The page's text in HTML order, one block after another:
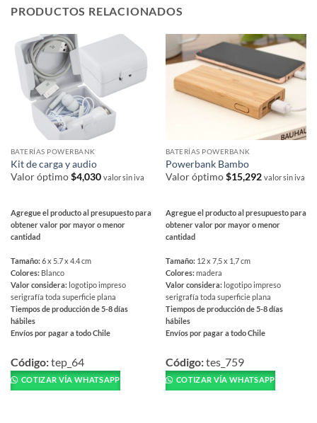
se
pueden
elegir
en
página
producto
se
elegir
la
página
PRODUCTOS RELACIONADOS
BATERÍAS POWERBANK
Kit de carga y audio
Valor óptimo$4,030 valor sin iva
Agregue el producto al presupuesto para
obtener valor por mayor o menor
cantidad
Tamaño:6 x 5.7 x 4.4 cm
Colores: Blanco
Valor considera: logotipo impreso
serigrafía toda superficie plana
Tiempos de producción de 5-8 días
hábiles
Envíos por pagar a todo Chile
producto
tiene
múltiples
Código:tep_64
COTIZAR VÍA WHATSAPP
BATERÍAS POWERBANK
Powerbank Bambo
Valor óptimo$15,292 valor sin iva
Agregue el producto al presupuesto para
obtener valor por mayor o menor
cantidad
Tamaño: 12 x 7,5 x 1,7 cm
Colores:madera
Valor considera: logotipo impreso
serigrafía toda superficie plana
Tiempos de producción de 5-8 días
hábiles
Envíos por pagar a todo Chile
producto
tiene
múltiples
Código:tes_759
COTIZAR VÍA WHATSAPP